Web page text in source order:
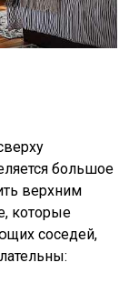
большое
верхним
которые
соседей,